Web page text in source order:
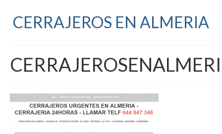
CERRAJEROS EN ALMERIA